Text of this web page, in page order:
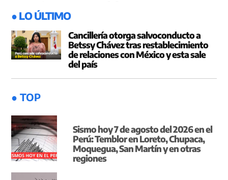
● LO ÚLTIMO
Cancillería otorga salvoconducto a
Betssy Chávez tras restablecimiento
de relaciones con México y esta sale
del país
● TOP
Sismo hoy 7 de agosto del 2026 en el
Perú: Temblor en Loreto, Chupaca,
Moquegua, San Martín y en otras
regiones